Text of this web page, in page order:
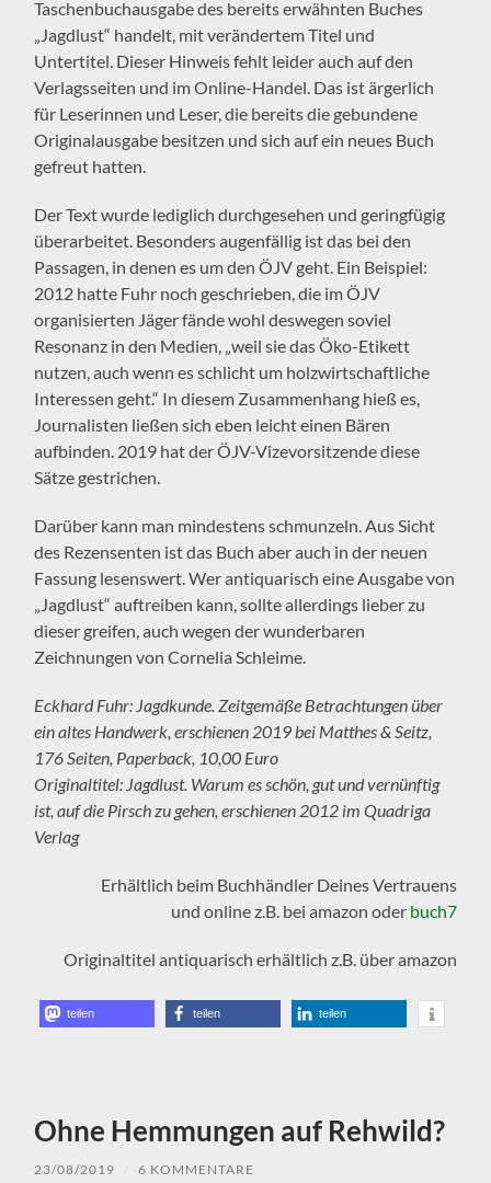
Taschenbuchausgabe des bereits erwähnten Buches
„Jagdlust“ handelt, mit verändertem Titel und
Untertitel. Dieser Hinweis fehlt leider auch auf den
Verlagsseiten und im Online-Handel. Das ist ärgerlich
für Leserinnen und Leser, die bereits die gebundene
Originalausgabe besitzen und sich auf ein neues Buch
gefreut hatten.
Der Text wurde lediglich durchgesehen und geringfügig
überarbeitet. Besonders augenfällig ist das bei den
Passagen, in denen es um den ÖJV geht. Ein Beispiel:
2012 hatte Fuhr noch geschrieben, die im ÖJV
organisierten Jäger fände wohl deswegen soviel
Resonanz in den Medien, „weil sie das Öko-Etikett
nutzen, auch wenn es schlicht um holzwirtschaftliche
Interessen geht.“ In diesem Zusammenhang hieß es,
Journalisten ließen sich eben leicht einen Bären
aufbinden. 2019 hat der ÖJV-Vizevorsitzende diese
Sätze gestrichen.
Darüber kann man mindestens schmunzeln. Aus Sicht
des Rezensenten ist das Buch aber auch in der neuen
Fassung lesenswert. Wer antiquarisch eine Ausgabe von
„Jagdlust“ auftreiben kann, sollte allerdings lieber zu
dieser greifen, auch wegen der wunderbaren
Zeichnungen von Cornelia Schleime.
Eckhard Fuhr: Jagdkunde. Zeitgemäße Betrachtungen über
ein altes Handwerk, erschienen 2019 bei Matthes & Seitz,
176 Seiten, Paperback, 10,00 Euro
Originaltitel: Jagdlust. Warum es schön, gut und vernünftig
ist, auf die Pirsch zu gehen, erschienen 2012 im Quadriga
Verlag
Erhältlich beim Buchhändler Deines Vertrauens
und online z.B. bei amazon oder buch7
Originaltitel antiquarisch erhältlich z.B. über amazon
teilen teilen teilen
Ohne Hemmungen auf Rehwild?
23/08/2019 6 KOMMENTARE